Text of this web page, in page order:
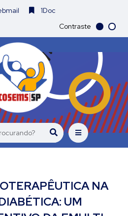
1Doc
Contraste
NA
UM